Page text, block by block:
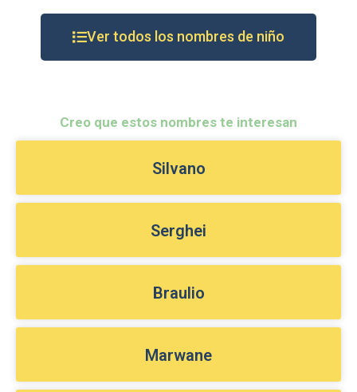
Ver todos los nombres de niño
Creo que estos nombres te interesan
Silvano
Serghei
Braulio
Marwane